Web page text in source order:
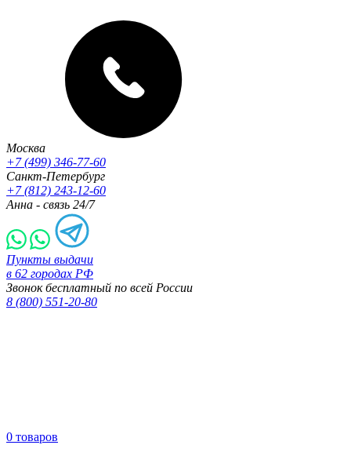
Москва
+7 (499) 346-77-60
Санкт-Петербург
+7 (812) 243-12-60
Анна - связь 24/7
Пункты выдачи
в 62 городах РФ
Звонок бесплатный по всей России
8 (800) 551-20-80
0 товаров